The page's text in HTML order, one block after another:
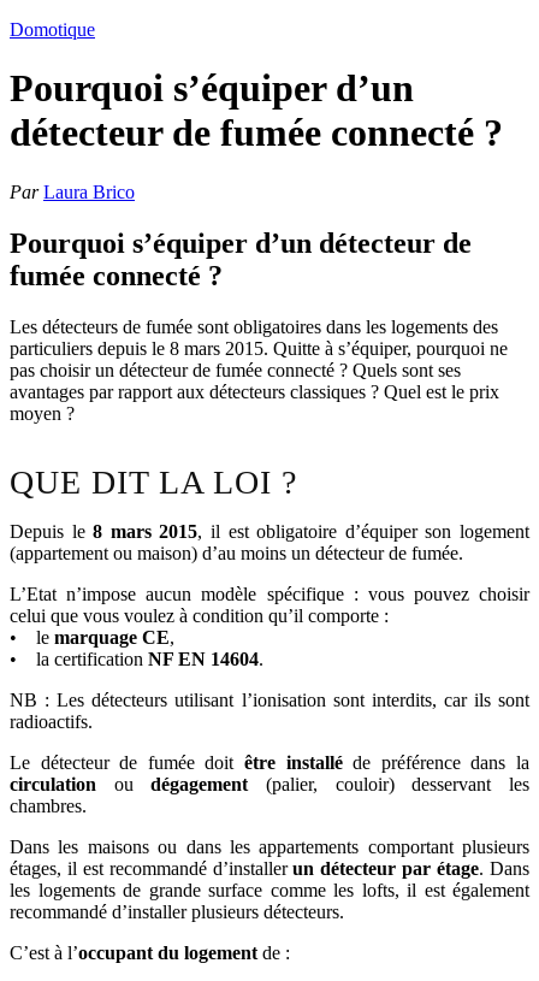
Domotique
Pourquoi s’équiper d’un
détecteur de fumée connecté ?
Par Laura Brico
Pourquoi s’équiper d’un détecteur de
fumée connecté ?
Les détecteurs de fumée sont obligatoires dans les logements des
particuliers depuis le 8 mars 2015. Quitte à s’équiper, pourquoi ne
pas choisir un détecteur de fumée connecté ? Quels sont ses
avantages par rapport aux détecteurs classiques ? Quel est le prix
moyen ?
QUE DIT LA LOI ?
Depuis le8 mars 2015, il est obligatoire d’équiper son logement
(appartement ou maison) d’au moins un détecteur de fumée.
L’Etat n’impose aucun modèle spécifique : vous pouvez choisir
celui que vous voulez à condition qu’il comporte :
• le marquage CE,
• la certification NF EN 14604.
NB : Les détecteurs utilisant l’ionisation sont interdits, car ils sont
radioactifs.
Le détecteur de fumée doit être installéde préférence dans la
circulation oudégagement (palier, couloir) desservant les
chambres.
Dans les maisons ou dans les appartements comportant plusieurs
étages, il est recommandé d’installerun détecteur par étage. Dans
les logements de grande surface comme les lofts, il est également
recommandé d’installer plusieurs détecteurs.
C’est à l’occupant du logement de :